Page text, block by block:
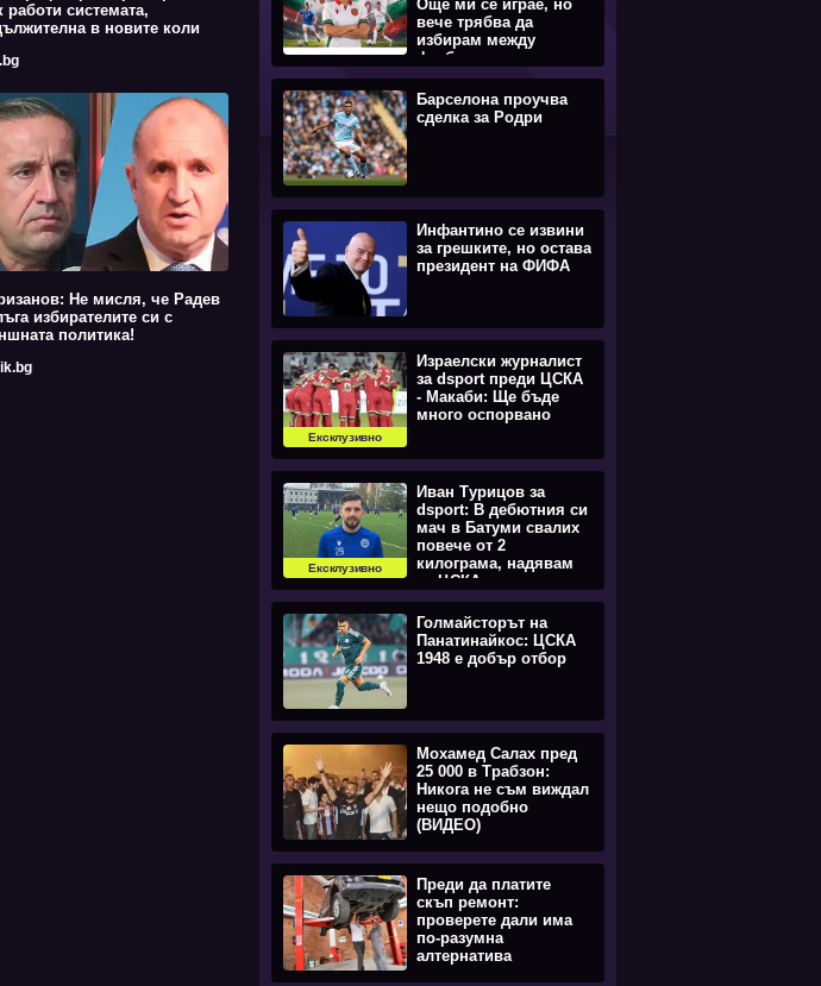
работи системата,
в новите коли
Не мисля, че Радев
избирателите си с
политика!
Още ми се играе, но
вече трябва да
избирам между
футбола и
семейството (ВИДЕО)
Барселона проучва
сделка за Родри
Инфантино се извини
за грешките, но остава
президент на ФИФА
Ексклузивно
Израелски журналист
за dsport преди ЦСКА
- Макаби: Ще бъде
много оспорвано
Ексклузивно
Иван Турицов за
dsport: В дебютния си
мач в Батуми свалих
повече от 2
килограма, надявам
се ЦСКА да отстрани
Макаби (ВИДЕО)
Голмайсторът на
Панатинайкос: ЦСКА
1948 е добър отбор
Мохамед Салах пред
25 000 в Трабзон:
Никога не съм виждал
нещо подобно
(ВИДЕО)
Преди да платите
скъп ремонт:
проверете дали има
по-разумна
алтернатива